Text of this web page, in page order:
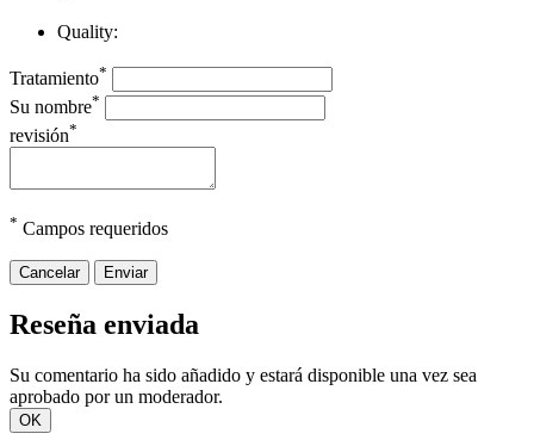
Quality:
Tratamiento*
Su nombre*
revisión*
* Campos requeridos
Cancelar Enviar
Reseña enviada
Su comentario ha sido añadido y estará disponible una vez sea
aprobado por un moderador.
OK